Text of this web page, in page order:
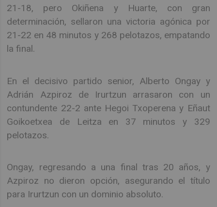
21-18, pero Okiñena y Huarte, con gran
determinación, sellaron una victoria agónica por
21-22 en 48 minutos y 268 pelotazos, empatando
la final.
En el decisivo partido senior, Alberto Ongay y
Adrián Azpiroz de Irurtzun arrasaron con un
contundente 22-2 ante Hegoi Txoperena y Eñaut
Goikoetxea de Leitza en 37 minutos y 329
pelotazos.
Ongay, regresando a una final tras 20 años, y
Azpiroz no dieron opción, asegurando el título
para Irurtzun con un dominio absoluto.